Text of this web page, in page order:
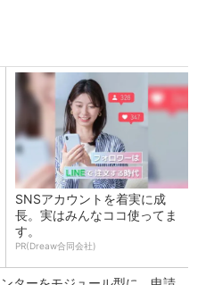
SNSアカウントを着実に成
長。実はみんなココ使ってま
す。
PR(Dreaw合同会社)